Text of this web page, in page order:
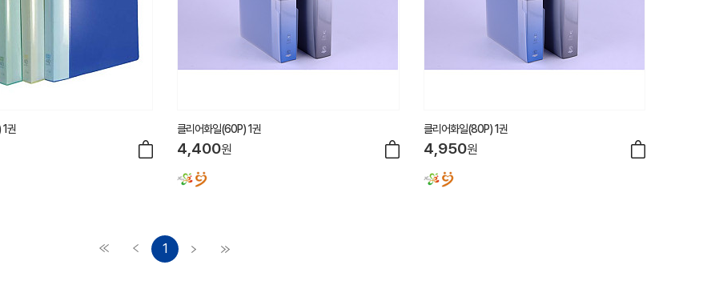
권 클리어화일(60P) 1권
4,400원
클리어화일(80P) 1권
4,950원
1